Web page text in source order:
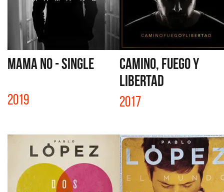
MAMA NO - SINGLE
2019
CAMINO, FUEGO Y
LIBERTAD
2017